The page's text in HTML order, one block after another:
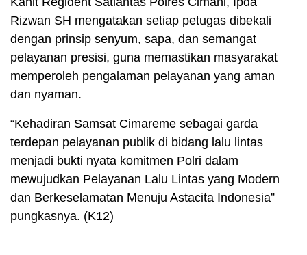
Rizwan SH mengatakan setiap petugas dibekali
dengan prinsip senyum, sapa, dan semangat
pelayanan presisi, guna memastikan masyarakat
memperoleh pengalaman pelayanan yang aman
dan nyaman.
“Kehadiran Samsat Cimareme sebagai garda
terdepan pelayanan publik di bidang lalu lintas
menjadi bukti nyata komitmen Polri dalam
mewujudkan Pelayanan Lalu Lintas yang Modern
dan Berkeselamatan Menuju Astacita Indonesia”
pungkasnya. (K12)